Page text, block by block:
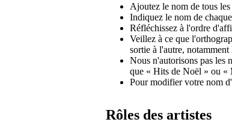
Ajoutez le nom de tous
Indiquez le nom de
Réfléchissez à l'ordre
Veillez à ce que
sortie à l'autre,
Nous n'autorisons pas les
que « Hits de Noël » ou «
Pour modifier votre nom
Rôles des artistes